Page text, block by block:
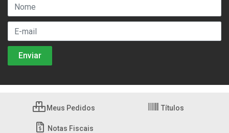
Meus Pedidos Títulos
Notas Fiscais